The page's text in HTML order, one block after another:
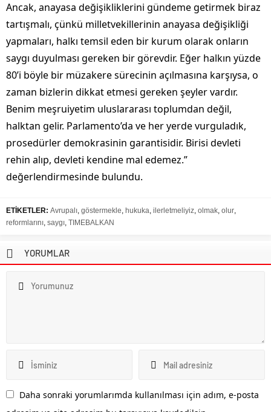
Ancak, anayasa değişikliklerini gündeme getirmek biraz
tartışmalı, çünkü milletvekillerinin anayasa değişikliği
yapmaları, halkı temsil eden bir kurum olarak onların
saygı duyulması gereken bir görevdir. Eğer halkın yüzde
80’i böyle bir müzakere sürecinin açılmasına karşıysa, o
zaman bizlerin dikkat etmesi gereken şeyler vardır.
Benim meşruiyetim uluslararası toplumdan değil,
halktan gelir. Parlamento’da ve her yerde vurguladık,
prosedürler demokrasinin garantisidir. Birisi devleti
rehin alıp, devleti kendine mal edemez.”
değerlendirmesinde bulundu.
ETİKETLER: Avrupalı, göstermekle, hukuka, ilerletmeliyiz, olmak, olur,
reformlarını, saygı, TIMEBALKAN
YORUMLAR
Daha sonraki yorumlarımda kullanılması için adım, e-posta